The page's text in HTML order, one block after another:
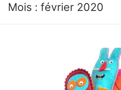
Mois : février 2020